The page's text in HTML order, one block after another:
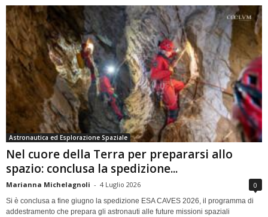
Astronautica ed Esplorazione Spaziale
Nel cuore della Terra per prepararsi allo
spazio: conclusa la spedizione...
Marianna Michelagnoli - 4 Luglio 2026 0
Si è conclusa a fine giugno la spedizione ESA CAVES 2026, il programma di
addestramento che prepara gli astronauti alle future missioni spaziali